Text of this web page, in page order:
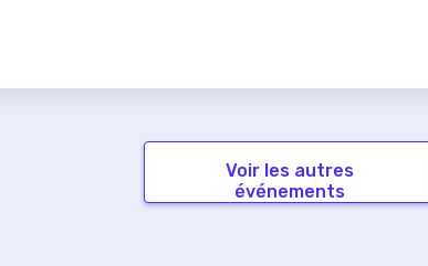
Voir les autres
événements